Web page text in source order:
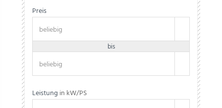
Preis
bis
Leistung in kW/PS